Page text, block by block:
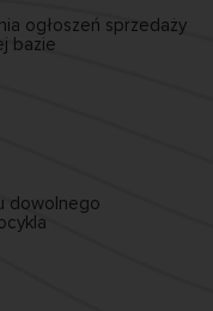
ogłoszeń sprzedaży
bazie
dowolnego